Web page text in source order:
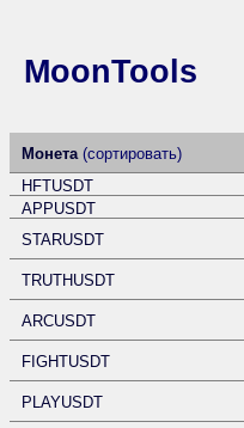
MoonTools
Монета (сортировать)
HFTUSDT
APPUSDT
STARUSDT
TRUTHUSDT
ARCUSDT
FIGHTUSDT
PLAYUSDT